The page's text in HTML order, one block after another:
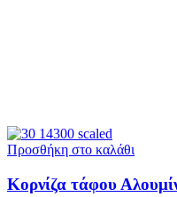
Προσθήκη στο καλάθι
Κορνίζα τάφου